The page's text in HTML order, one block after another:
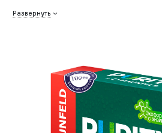
Развернуть